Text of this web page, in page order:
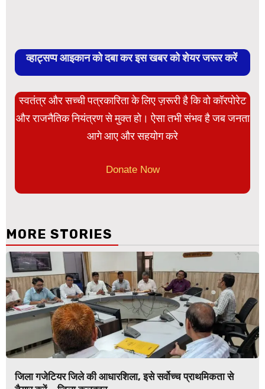
व्हाट्सप्प आइकान को दबा कर इस खबर को शेयर जरूर करें
स्वतंत्र और सच्ची पत्रकारिता के लिए ज़रूरी है कि वो कॉरपोरेट
और राजनैतिक नियंत्रण से मुक्त हो। ऐसा तभी संभव है जब जनता
आगे आए और सहयोग करे
Donate Now
MORE STORIES
जिला गजेटियर जिले की आधारशिला, इसे सर्वोच्च प्राथमिकता से